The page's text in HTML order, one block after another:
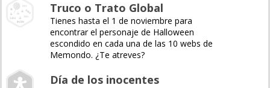
Truco o Trato Global
Tienes hasta el 1 de noviembre para
encontrar el personaje de Halloween
escondido en cada una de las 10 webs de
Memondo. ¿Te atreves?
Día de los inocentes